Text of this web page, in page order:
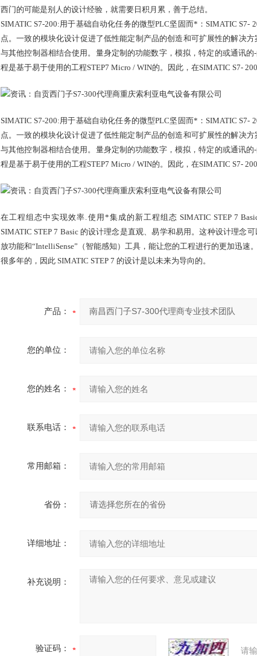
西门的可能是别人的设计经验，就需要日积月累，善于总结。
SIMATIC S7-200:用于基础自动化任务的微型PLC坚固而*：SIMATIC
点。一致的模块化设计促进了低性能定制产品的创造和可扩展性的解决
与其他控制器相结合使用。量身定制的功能数字，模拟，特定的或通讯
程是基于易于使用的工程STEP7 Micro / WIN的。因此，在SIMATIC S7-
SIMATIC S7-200:用于基础自动化任务的微型PLC坚固而*：SIMATIC
点。一致的模块化设计促进了低性能定制产品的创造和可扩展性的解决
与其他控制器相结合使用。量身定制的功能数字，模拟，特定的或通讯
程是基于易于使用的工程STEP7 Micro / WIN的。因此，在SIMATIC S7-
在工程组态中实现效率.使用*集成的新工程组态 SIMATIC STEP 7
SIMATIC STEP 7 Basic 的设计理念是直观、易学和易用。这种设计理
放功能和“IntelliSense”（智能感知）工具，能让您的工程进行的更加迅
很多年的，因此 SIMATIC STEP 7 的设计是以未来为导向的。
产品：
您的单位：
您的姓名：
联系电话：
常用邮箱：
省份：
详细地址：
补充说明：
验证码： 请